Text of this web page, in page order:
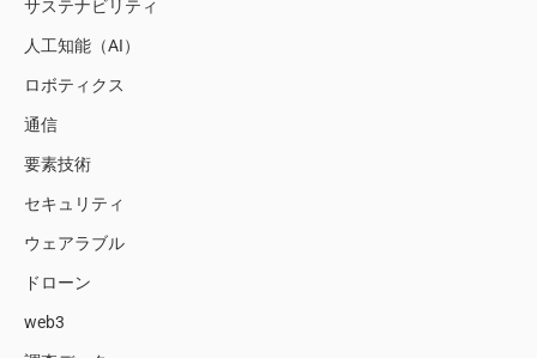
サステナビリティ
人工知能（AI）
ロボティクス
通信
要素技術
セキュリティ
ウェアラブル
ドローン
web3